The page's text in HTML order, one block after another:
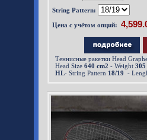
String Pattern:
Цена с учётом опций:
Теннисные ракетки Head
Head Size 640 cm2 - Weight 305
HL- String Pattern 18/19 -